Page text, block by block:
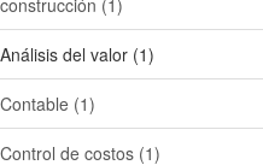
construcción (1)
Análisis del valor (1)
Contable (1)
Control de costos (1)